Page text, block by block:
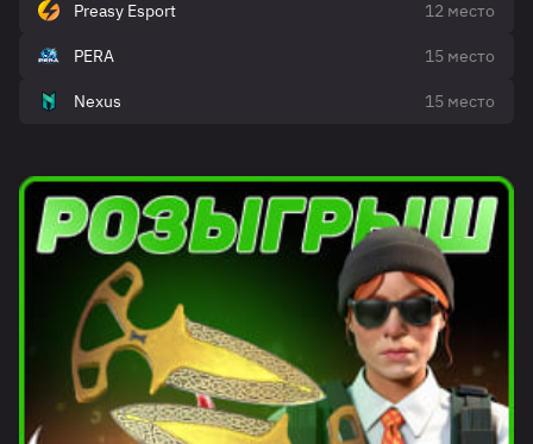
Preasy Esport 12 место
PERA 15 место
Nexus 15 место